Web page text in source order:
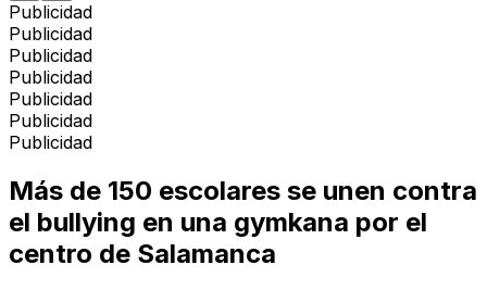
Publicidad
Publicidad
Publicidad
Publicidad
Publicidad
Publicidad
Publicidad
Más de 150 escolares se unen contra
el bullying en una gymkana por el
centro de Salamanca